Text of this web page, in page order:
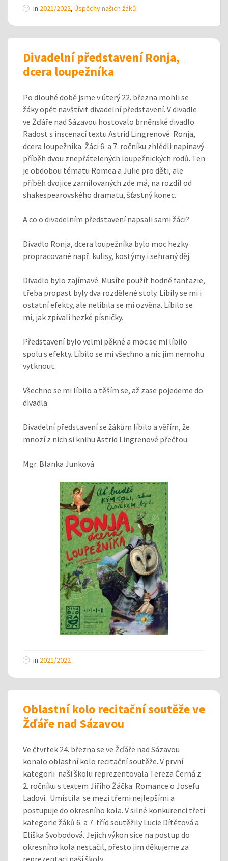
in 2021/2022, Úspěchy našich žáků
Divadelní představení Ronja,
dcera loupežníka
Po dlouhé době jsme v úterý 22. března mohli se
žáky opět navštívit divadelní představení. V divadle
ve Žďáře nad Sázavou hostovalo brněnské divadlo
Radost s inscenací textu Astrid Lingrenové Ronja,
dcera loupežníka. Žáci 6. a 7. ročníku zhlédli napínavý
příběh dvou znepřátelených loupežnických rodů. Ten
je obdobou tématu Romea a Julie pro děti, ale
příběh dvojice zamilovaných zde má, na rozdíl od
shakespearovského dramatu, šťastný konec.
A co o divadelním představení napsali sami žáci?
Divadlo Ronja, dcera loupežníka bylo moc hezky
propracované např. kulisy, kostýmy i sehraný děj.
Divadlo bylo zajímavé. Musíte použít hodně fantazie,
třeba propast byly dva rozdělené stoly. Líbily se mi i
ostatní efekty, ale nelíbila se mi ozvěna. Líbilo se
mi, jak zpívali hezké písničky.
Představení bylo velmi pěkné a moc se mi líbilo
spolu s efekty. Líbilo se mi všechno a nic jim nemohu
vytknout.
Všechno se mi líbilo a těším se, až zase pojedeme do
divadla.
Divadelní představení se žákům líbilo a věřím, že
mnozí z nich si knihu Astrid Lingrenové přečtou.
Mgr. Blanka Junková
in 2021/2022
Oblastní kolo recitační soutěže ve
Žďáře nad Sázavou
Ve čtvrtek 24. března se ve Žďáře nad Sázavou
konalo oblastní kolo recitační soutěže. V první
kategorii naši školu reprezentovala Tereza Černá z
2. ročníku s textem Jiřího Žáčka Romance o Josefu
Ladovi. Umístila se mezi třemi nejlepšími a
postupuje do okresního kola. V silné konkurenci třetí
kategorie žáků 6. a 7. tříd soutěžily Lucie Dítětová a
Eliška Svobodová. Jejich výkon sice na postup do
okresního kola nestačil, přesto jim děkujeme za
reprezentaci naší školy.